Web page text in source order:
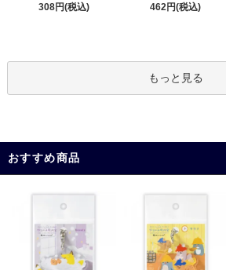
308円(税込)
462円(税込)
もっと見る
おすすめ商品